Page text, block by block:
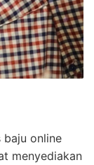
baju online
menyediakan